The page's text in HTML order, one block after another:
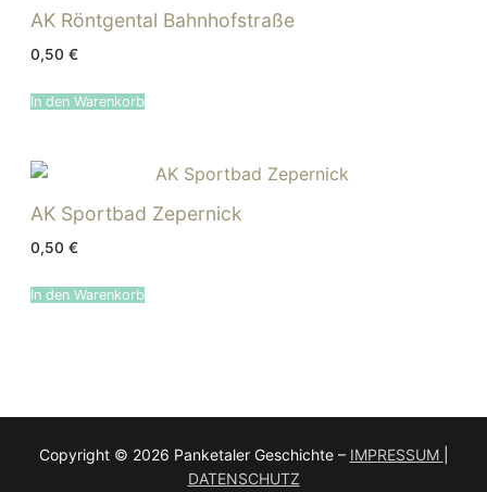
AK Röntgental Bahnhofstraße
0,50 €
In den Warenkorb
AK Sportbad Zepernick
0,50 €
In den Warenkorb
Copyright © 2026 Panketaler Geschichte – IMPRESSUM
DATENSCHUTZ